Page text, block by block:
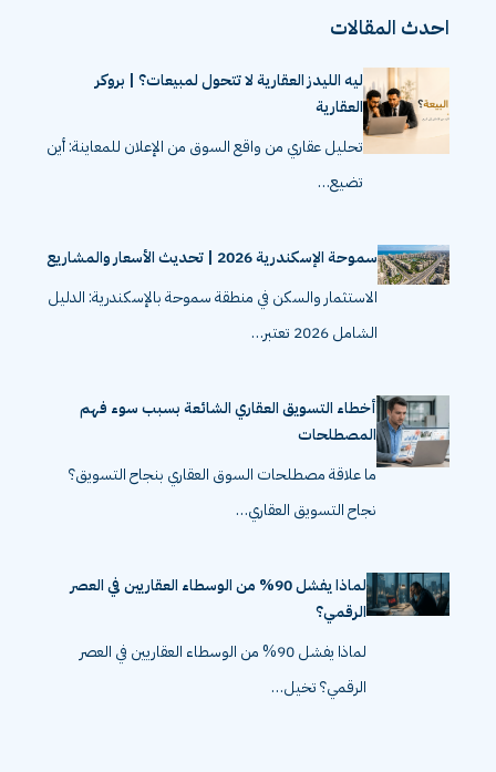
احدث المقالات
ليه الليدز العقارية لا تتحول لمبيعات؟ | بروكر
العقارية
تحليل عقاري من واقع السوق من الإعلان للمعاينة: أين
تضيع…
سموحة الإسكندرية 2026 | تحديث الأسعار والمشاريع
الاستثمار والسكن في منطقة سموحة بالإسكندرية: الدليل
الشامل 2026 تعتبر…
أخطاء التسويق العقاري الشائعة بسبب سوء فهم
المصطلحات
ما علاقة مصطلحات السوق العقاري بنجاح التسويق؟
نجاح التسويق العقاري…
لماذا يفشل 90% من الوسطاء العقاريين في العصر
الرقمي؟
لماذا يفشل 90% من الوسطاء العقاريين في العصر
الرقمي؟ تخيل…